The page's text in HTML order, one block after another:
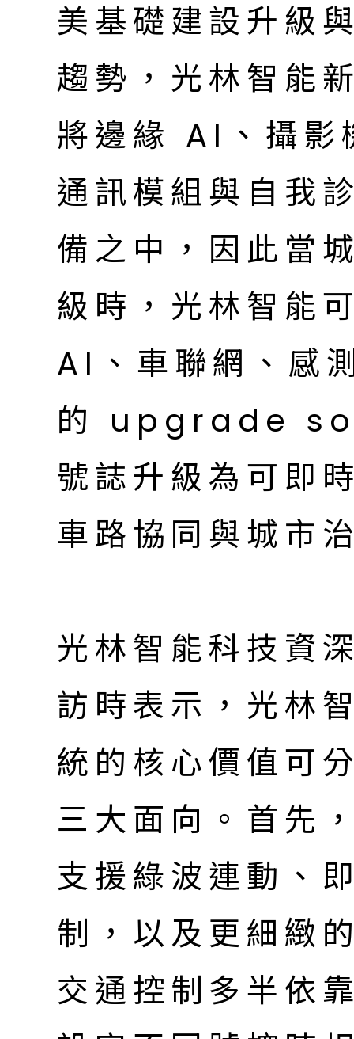
美基礎建設升級
趨勢，光林智能
將邊緣 AI、攝
通訊模組與自我
備之中，因此當
級時，光林智能
AI、車聯網、感
的 upgrade
號誌升級為可即
車路協同與城市
光林智能科技資
訪時表示，光林
統的核心價值可
三大面向。首先
支援綠波連動、
制，以及更細緻
交通控制多半依